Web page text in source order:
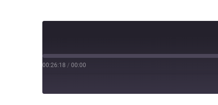
00:00
/
00:26:18